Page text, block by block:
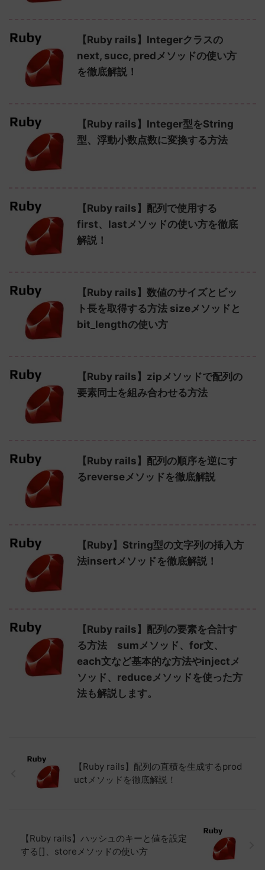
【Ruby rails】Integerクラスの
next, succ, predメソッドの使い方
を徹底解説！
【Ruby rails】Integer型をString
型、浮動小数点数に変換する方法
【Ruby rails】配列で使用する
first、lastメソッドの使い方を徹底
解説！
【Ruby rails】数値のサイズとビッ
ト長を取得する方法 sizeメソッドと
bit_lengthの使い方
【Ruby rails】zipメソッドで配列の
要素同士を組み合わせる方法
【Ruby rails】配列の順序を逆にす
るreverseメソッドを徹底解説
【Ruby】String型の文字列の挿入方
法insertメソッドを徹底解説！
【Ruby rails】配列の要素を合計す
る方法 sumメソッド、for文、
each文など基本的な方法やinjectメ
ソッド、reduceメソッドを使った方
法も解説します。
【Ruby rails】配列の直積を生成するprod
uctメソッドを徹底解説！
【Ruby rails】ハッシュのキーと値を設定
する[]、storeメソッドの使い方